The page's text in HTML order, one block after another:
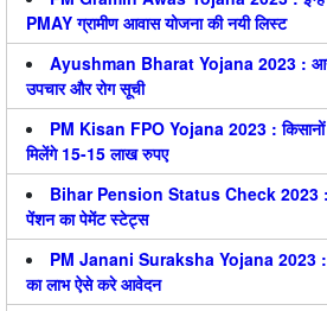
PMAY ग्रामीण आवास योजना की नयी लिस्ट
Ayushman Bharat Yojana 2023 :
उपचार और रोग सूची
PM Kisan FPO Yojana 2023 :
मिलेंगे 15-15 लाख रुपए
Bihar Pension Status Check 2023
पेंशन का पेमेंट स्टेट्स
PM Janani Suraksha Yojana 2023 :
का लाभ ऐसे करे आवेदन